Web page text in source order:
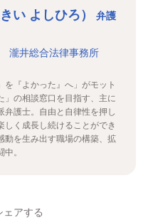
い よしひろ）
弁護
瀧井総合法律事務所
を『よかった』へ」がモット
」の相談窓口を目指す、主に
弁護士。自由と自律性を押し
しく成長し続けることができ
動を生み出す職場の構築、拡
。
ェアする